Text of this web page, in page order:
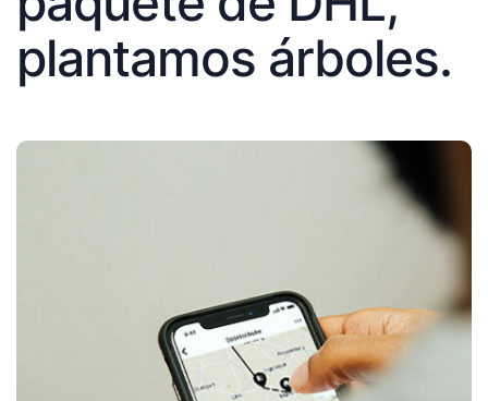
plantamos árboles.